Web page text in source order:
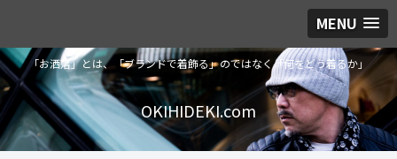
MENU
「お洒落」とは、「ブランドで着飾る」のではなく「何をどう着るか」
OKIHIDEKI.com